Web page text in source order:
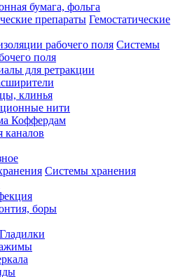
бумага, фольга
Гемостатические
Системы
поля
для ретракции
клинья
нити
Коффердам
Системы хранения
боры
Гладилки